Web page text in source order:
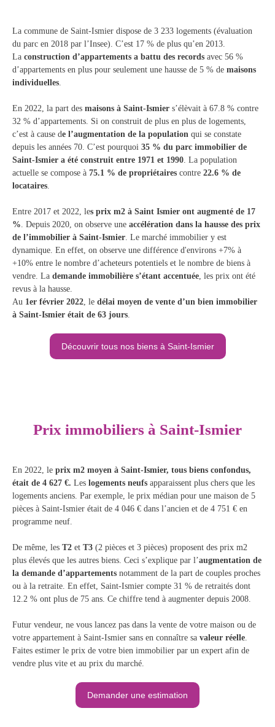
La commune de Saint-Ismier dispose de 3 233 logements (évaluation
du parc en 2018 par l’Insee). C’est 17 % de plus qu’en 2013.
La construction d’appartements a battu des records avec 56 %
d’appartements en plus pour seulement une hausse de 5 % de maisons
individuelles.
En 2022, la part des maisons à Saint-Ismier s’élèvait à 67.8 % contre
32 % d’appartements. Si on construit de plus en plus de logements,
c’est à cause de l’augmentation de la population qui se constate
depuis les années 70. C’est pourquoi 35 % du parc immobilier de
Saint-Ismier a été construit entre 1971 et 1990. La population
actuelle se compose à 75.1 % de propriétaires contre 22.6 % de
locataires.
Entre 2017 et 2022, les prix m2 à Saint Ismier ont augmenté de 17
%. Depuis 2020, on observe une accélération dans la hausse des prix
de l’immobilier à Saint-Ismier. Le marché immobilier y est
dynamique. En effet, on observe une différence d'environs +7% à
+10% entre le nombre d’acheteurs potentiels et le nombre de biens à
vendre. La demande immobilière s’étant accentuée, les prix ont été
revus à la hausse.
Au 1er février 2022, le délai moyen de vente d’un bien immobilier
à Saint-Ismier était de 63 jours.
Découvrir tous nos biens à Saint-Ismier
Prix immobiliers à Saint-Ismier
En 2022, le prix m2 moyen à Saint-Ismier, tous biens confondus,
était de 4 627 €. Les logements neufs apparaissent plus chers que les
logements anciens. Par exemple, le prix médian pour une maison de 5
pièces à Saint-Ismier était de 4 046 € dans l’ancien et de 4 751 € en
programme neuf.
De même, les T2 et T3 (2 pièces et 3 pièces) proposent des prix m2
plus élevés que les autres biens. Ceci s’explique par l’augmentation de
la demande d’appartements notamment de la part de couples proches
ou à la retraite. En effet, Saint-Ismier compte 31 % de retraités dont
12.2 % ont plus de 75 ans. Ce chiffre tend à augmenter depuis 2008.
Futur vendeur, ne vous lancez pas dans la vente de votre maison ou de
votre appartement à Saint-Ismier sans en connaître sa valeur réelle.
Faites estimer le prix de votre bien immobilier par un expert afin de
vendre plus vite et au prix du marché.
Demander une estimation